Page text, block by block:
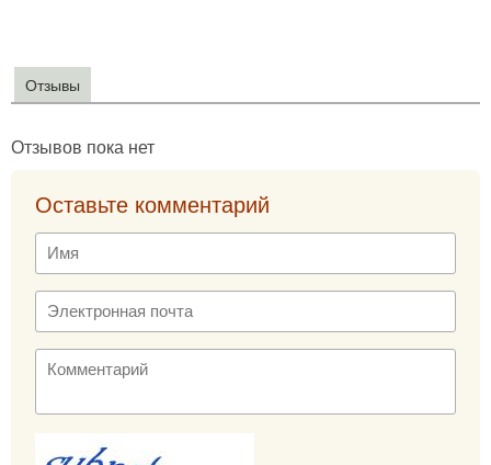
Отзывы
Отзывов пока нет
Оставьте комментарий